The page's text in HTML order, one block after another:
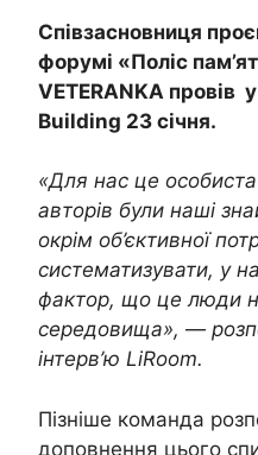
Співзасновниця
форумі «Поліс
VETERANKA провів
Building 23 січня.
«Для нас це
авторів були наші
окрім об’єктивної
систематизувати, у
фактор, що це люди
середовища», —
інтерв’ю LiRoom.
Пізніше команда
доповнення цього